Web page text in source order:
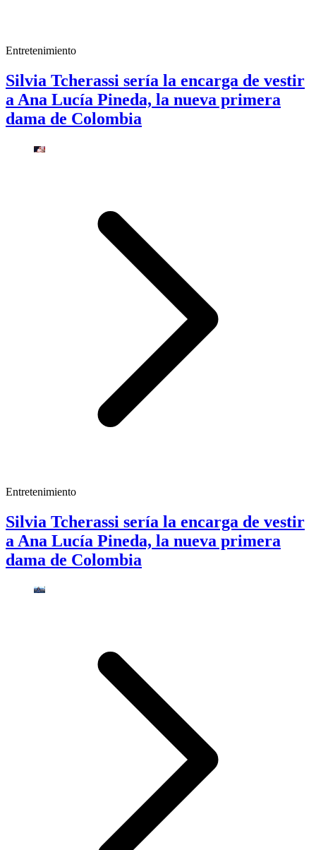
Entretenimiento
Silvia Tcherassi sería la encarga de vestir
a Ana Lucía Pineda, la nueva primera
dama de Colombia
Entretenimiento
Silvia Tcherassi sería la encarga de vestir
a Ana Lucía Pineda, la nueva primera
dama de Colombia